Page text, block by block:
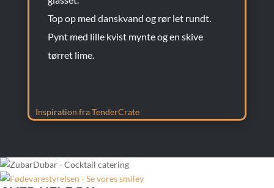
Top op med danskvand og rør let rundt.
Pynt med lille kvist mynte og en skive
tørret lime.
Inspiration fra TenderCrate